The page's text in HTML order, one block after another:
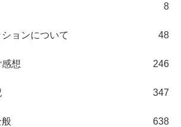
8
ョンについて 48
想 246
347
般 638